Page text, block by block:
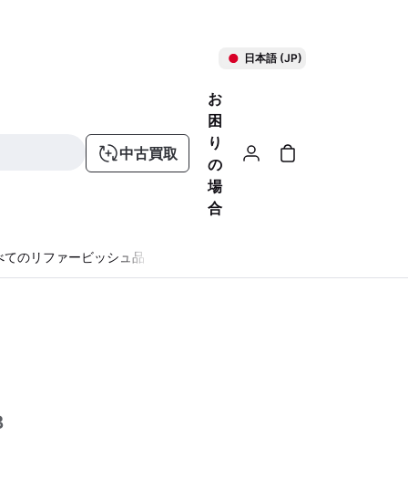
日本語 (JP)
中古買取
お
困
り
の
場
合
てのリファービッシュ品